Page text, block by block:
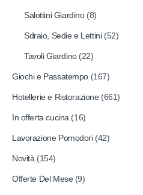
Salottini Giardino (8)
Sdraio, Sedie e Lettini (52)
Tavoli Giardino (22)
Giochi e Passatempo (167)
Hotellerie e Ristorazione (661)
In offerta cucina (16)
Lavorazione Pomodori (42)
Novità (154)
Offerte Del Mese (9)